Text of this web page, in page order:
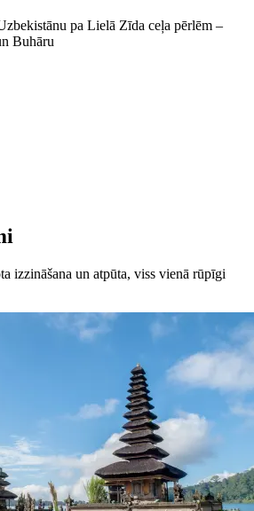
pa Lielā Zīda ceļa pēr­lēm –
Buhāru
izzināšana un atpūta, viss vienā rūpīgi